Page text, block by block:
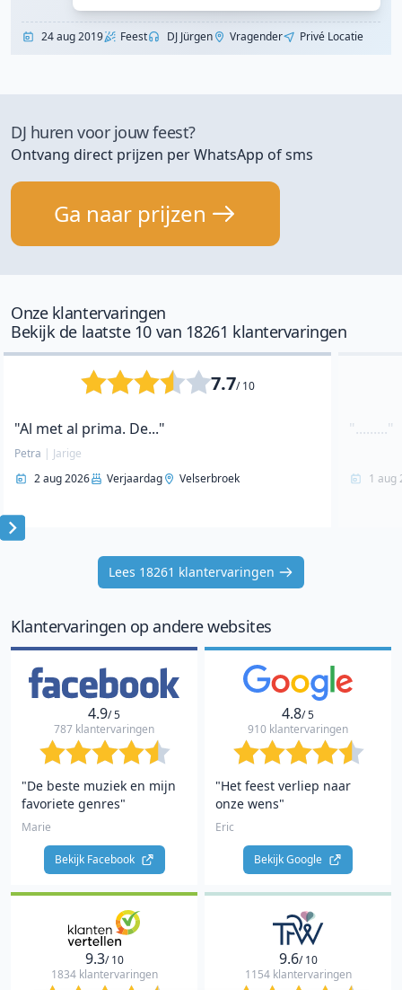
24 aug 2019 Feest DJ Jürgen Vragender Privé Locatie
DJ huren voor jouw feest?
Ontvang direct prijzen per WhatsApp of sms
Ga naar prijzen
Onze klantervaringen
Bekijk de laatste 10 van 18261 klantervaringen
7.7/ 10
"Al met al prima. De..."
Petra | Jarige
2 aug 2026
Verjaardag Velserbroek
"........."
1 aug
Item
Lees 18261 klantervaringen
Klantervaringen op andere websites
4.9/ 5
787 klantervaringen
"De beste muziek en mijn
favoriete genres"
Marie
Bekijk Facebook
4.8/ 5
910 klantervaringen
"Het feest verliep naar
onze wens"
Eric
Bekijk Google
9.3/ 10
1834 klantervaringen
9.6/ 10
1154 klantervaringen